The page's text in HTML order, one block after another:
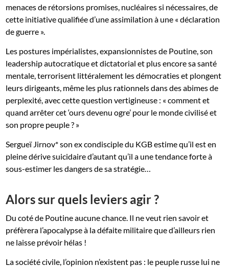
menaces de rétorsions promises, nucléaires si nécessaires, de
cette initiative qualifiée d’une assimilation à une « déclaration
de guerre ».
Les postures impérialistes, expansionnistes de Poutine, son
leadership autocratique et dictatorial et plus encore sa santé
mentale, terrorisent littéralement les démocraties et plongent
leurs dirigeants, même les plus rationnels dans des abimes de
perplexité, avec cette question vertigineuse : « comment et
quand arrêter cet ‘ours devenu ogre’ pour le monde civilisé et
son propre peuple ? »
Sergueï Jirnov* son ex condisciple du KGB estime qu’il est en
pleine dérive suicidaire d’autant qu’il a une tendance forte à
sous-estimer les dangers de sa stratégie…
Alors sur quels leviers agir ?
Du coté de Poutine aucune chance. Il ne veut rien savoir et
préfèrera l’apocalypse à la défaite militaire que d’ailleurs rien
ne laisse prévoir hélas !
La société civile, l’opinion n’existent pas : le peuple russe lui ne